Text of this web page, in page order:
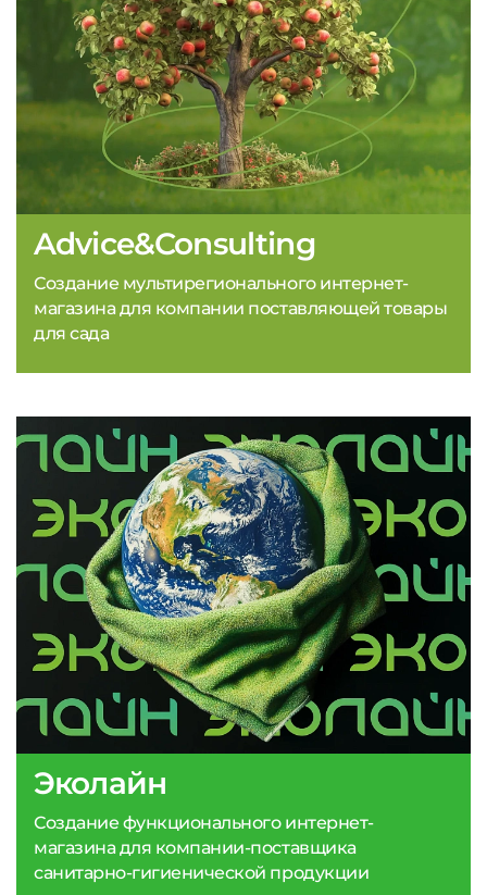
Эколайн
Создание функционального интернет-
магазина для компании-поставщика
санитарно-гигиенической продукции
Advice&Consulting
Создание мультирегионального интернет-
магазина для компании поставляющей товары
для сада